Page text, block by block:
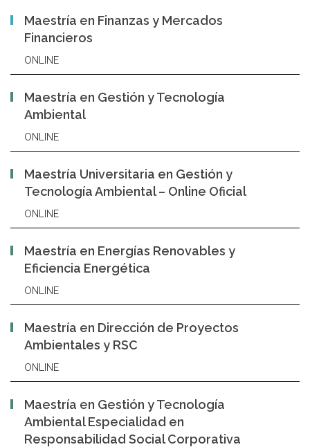
Maestría en Finanzas y Mercados
Financieros
ONLINE
Maestría en Gestión y Tecnología
Ambiental
ONLINE
Maestría Universitaria en Gestión y
Tecnología Ambiental – Online Oficial
ONLINE
Maestría en Energías Renovables y
Eficiencia Energética
ONLINE
Maestría en Dirección de Proyectos
Ambientales y RSC
ONLINE
Maestría en Gestión y Tecnología
Ambiental Especialidad en
Responsabilidad Social Corporativa